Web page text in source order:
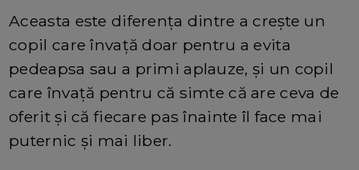
Aceasta este diferența dintre a crește un
copil care învață doar pentru a evita
pedeapsa sau a primi aplauze, și un copil
care învață pentru că simte că are ceva de
oferit și că fiecare pas înainte îl face mai
puternic și mai liber.